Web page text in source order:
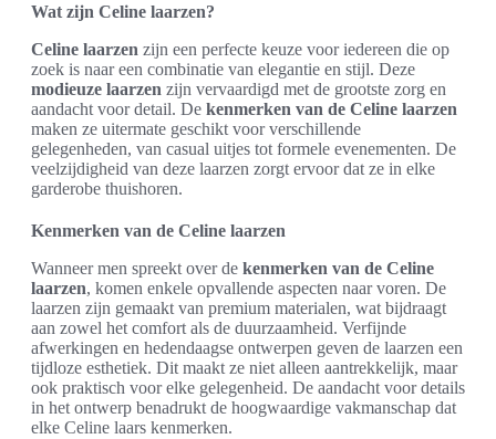
Wat zijn Celine laarzen?
Celine laarzen zijn een perfecte keuze voor iedereen die op
zoek is naar een combinatie van elegantie en stijl. Deze
modieuze laarzen zijn vervaardigd met de grootste zorg en
aandacht voor detail. De kenmerken van de Celine laarzen
maken ze uitermate geschikt voor verschillende
gelegenheden, van casual uitjes tot formele evenementen. De
veelzijdigheid van deze laarzen zorgt ervoor dat ze in elke
garderobe thuishoren.
Kenmerken van de Celine laarzen
Wanneer men spreekt over de kenmerken van de Celine
laarzen, komen enkele opvallende aspecten naar voren. De
laarzen zijn gemaakt van premium materialen, wat bijdraagt
aan zowel het comfort als de duurzaamheid. Verfijnde
afwerkingen en hedendaagse ontwerpen geven de laarzen een
tijdloze esthetiek. Dit maakt ze niet alleen aantrekkelijk, maar
ook praktisch voor elke gelegenheid. De aandacht voor details
in het ontwerp benadrukt de hoogwaardige vakmanschap dat
elke Celine laars kenmerken.